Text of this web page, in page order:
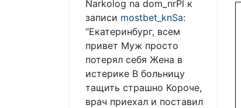
Narkolog na dom_nrPl к
записи mostbet_knSa:
“Екатеринбург, всем
привет Муж просто
потерял себя Жена в
истерике В больницу
тащить страшно Короче,
врач приехал и поставил